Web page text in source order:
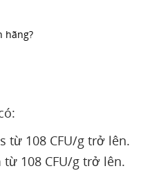
hãng?
từ 108 CFU/g trở lên.
108 CFU/g trở lên.